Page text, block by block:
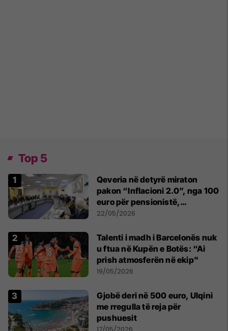
Top 5
Qeveria në detyrë miraton
pakon “Inflacioni 2.0”, nga 100
euro për pensionistë,
punëtorët privat, fëmijë dhe
22/05/2026
Talenti i madh i Barcelonës nuk
u ftua në Kupën e Botës: “Ai
prish atmosferën në ekip"
19/05/2026
Gjobë deri në 500 euro, Ulqini
me rregulla të reja për
pushuesit